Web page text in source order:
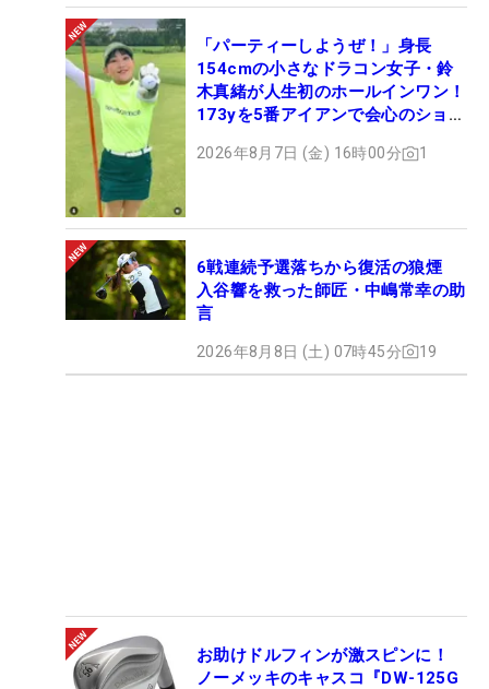
「パーティーしようぜ！」身長
154cmの小さなドラコン女子・鈴
木真緒が人生初のホールインワン！
173yを5番アイアンで会心のショッ
2026年8月7日 (金) 16時00分 1
6戦連続予選落ちから復活の狼煙
入谷響を救った師匠・中嶋常幸の助
言
2026年8月8日 (土) 07時45分 19
お助けドルフィンが激スピンに！
ノーメッキのキャスコ『DW-125G